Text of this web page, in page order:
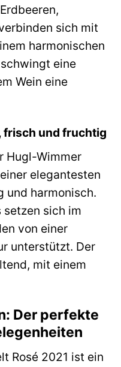
sich mit
harmonischen
eine
Wein eine
frisch und fruchtig
Hugl-Wimmer
elegantesten
und harmonisch.
setzen sich im
von einer
unterstützt. Der
mit einem
Der perfekte
Rosé 2021 ist ein